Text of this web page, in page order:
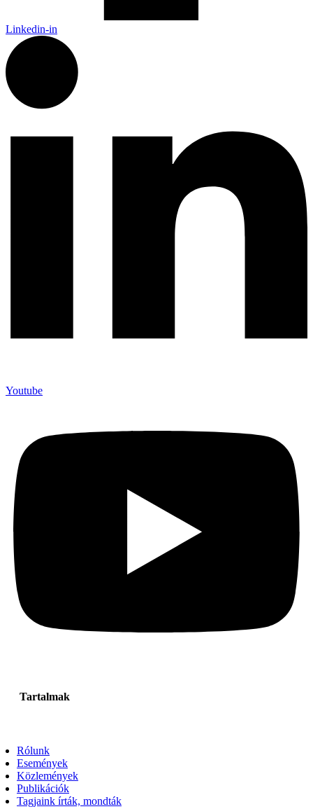
Linkedin-in
Youtube
Tartalmak
Rólunk
Események
Közlemények
Publikációk
Tagjaink írták, mondták